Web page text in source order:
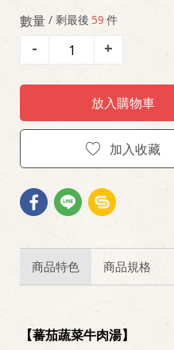
數量 / 剩最後 59 件
- +
放入購物車
加入收藏
商品特色 商品規格
【蕃茄蔬菜牛肉湯】